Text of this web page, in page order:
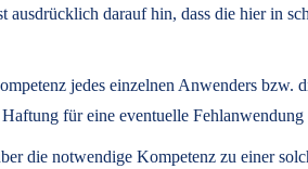
darauf hin, dass die hier in
jedes einzelnen Anwenders
für eine eventuelle
die notwendige Kompetenz zu einer